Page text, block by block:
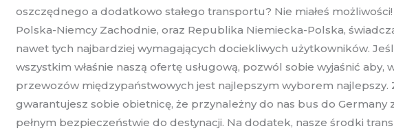
oszczędnego a dodatkowo stałego transportu? Nie miałeś
Polska-Niemcy Zachodnie, oraz Republika Niemiecka-Polska,
nawet tych najbardziej wymagających dociekliwych użytkowników.
wszystkim właśnie naszą ofertę usługową, pozwól sobie wyjaśnić
przewozów międzypaństwowych jest najlepszym wyborem najlepszy.
gwarantujesz sobie obietnicę, że przynależny do nas bus do
pełnym bezpieczeństwie do destynacji. Na dodatek, nasze środki